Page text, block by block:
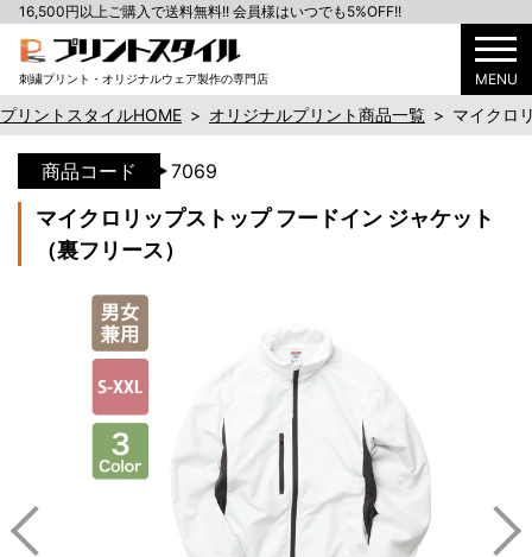
刺繍プリント・オリジナルウェア製作の専門店 MENU
16,500円以上ご購入で送料無料!! 会員様はいつでも5%OFF!!
プリントスタイルHOME > オリジナルプリント商品一覧 > マイクロ
商品コード 7069
マイクロリップストップ フードイン ジャケット
（裏フリース）